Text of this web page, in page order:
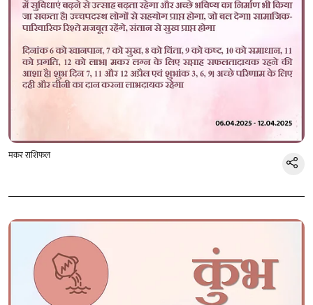
मकर राशिफल